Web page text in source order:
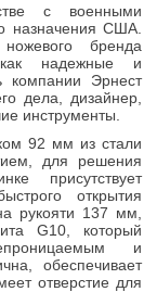
с военными
назначения США.
бренда
надежные и
компании Эрнест
дела, дизайнер,
инструменты.
92 мм из стали
для решения
присутствует
открытия
рукояти 137 мм,
G10, который
и
обеспечивает
отверстие для